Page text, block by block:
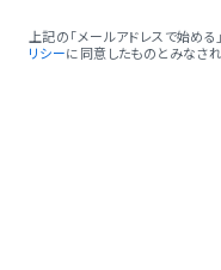
上記の「メールアドレスで始める
リシーに同意したものとみなされ